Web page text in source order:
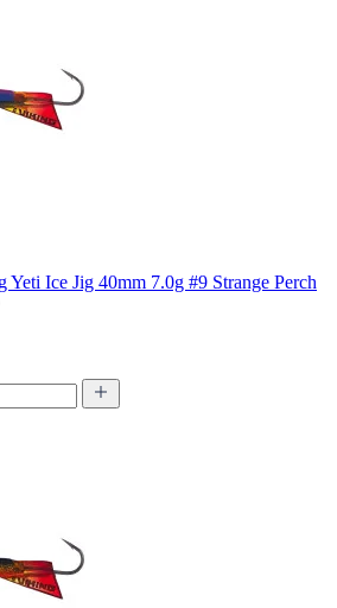
Ice Jig 40mm 7.0g #9 Strange Perch